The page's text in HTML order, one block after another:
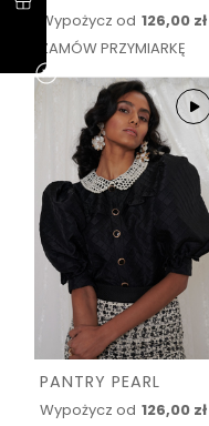
Wypożycz od 126,00 zł
ZAMÓW PRZYMIARKĘ
PANTRY PEARL
Wypożycz od 126,00 zł